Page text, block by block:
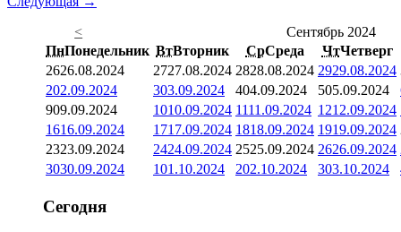
<
Сентябрь 2024
ПнПонедельник ВтВторник СрСреда ЧтЧетверг
2626.08.2024 2727.08.2024 2828.08.2024 2929.08.2024
202.09.2024 303.09.2024 404.09.2024 505.09.2024
909.09.2024 1010.09.2024 1111.09.2024 1212.09.2024
1616.09.2024 1717.09.2024 1818.09.2024 1919.09.2024
2323.09.2024 2424.09.2024 2525.09.2024 2626.09.2024
3030.09.2024 101.10.2024 202.10.2024 303.10.2024
Сегодня